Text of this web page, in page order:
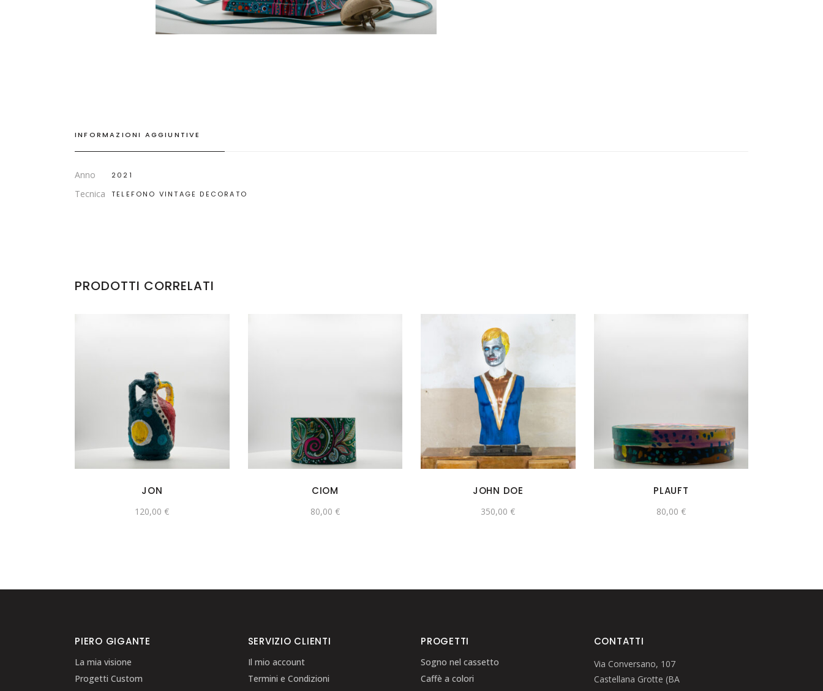
INFORMAZIONI AGGIUNTIVE
Anno 2021
Tecnica TELEFONO VINTAGE DECORATO
PRODOTTI CORRELATI
JON
120,00 €
CIOM
80,00 €
JOHN DOE
350,00 €
PLAUFT
80,00 €
PIERO GIGANTE
La mia visione
Progetti Custom
SERVIZIO CLIENTI
Il mio account
Termini e Condizioni
PROGETTI
Sogno nel cassetto
Caffè a colori
CONTATTI
Via Conversano, 107
Castellana Grotte (BA